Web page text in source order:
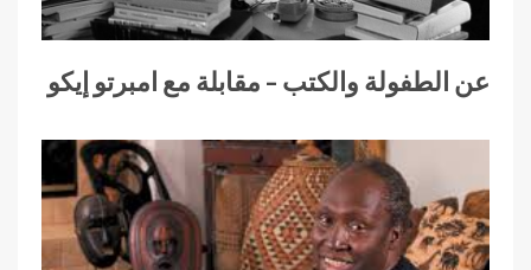
عن الطفولة والكتب – مقابلة مع امبرتو إيكو